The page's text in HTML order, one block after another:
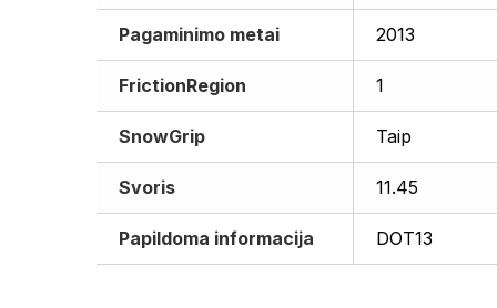
Pagaminimo metai 2013
FrictionRegion 1
SnowGrip Taip
Svoris 11.45
Papildoma informacija DOT13